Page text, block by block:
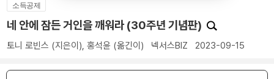
소득공제
네 안에 잠든 거인을 깨워라 (30주년 기념판)
토니 로빈스 (지은이), 홍석윤 (옮긴이) 넥서스BIZ 2023-09-15